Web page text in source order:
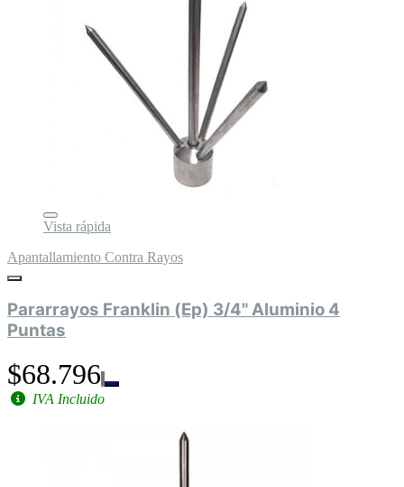
Vista rápida
Apantallamiento Contra Rayos
Pararrayos Franklin (Ep) 3/4" Aluminio 4
Puntas
$68.796
IVA Incluido